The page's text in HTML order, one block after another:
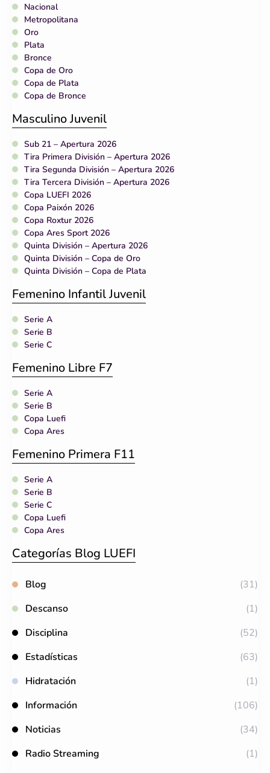
Nacional
Metropolitana
Oro
Plata
Bronce
Copa de Oro
Copa de Plata
Copa de Bronce
Masculino Juvenil
Sub 21 – Apertura 2026
Tira Primera División – Apertura 2026
Tira Segunda División – Apertura 2026
Tira Tercera División – Apertura 2026
Copa LUEFI 2026
Copa Paixón 2026
Copa Roxtur 2026
Copa Ares Sport 2026
Quinta División – Apertura 2026
Quinta División – Copa de Oro
Quinta División – Copa de Plata
Femenino Infantil Juvenil
Serie A
Serie B
Serie C
Femenino Libre F7
Serie A
Serie B
Copa Luefi
Copa Ares
Femenino Primera F11
Serie A
Serie B
Serie C
Copa Luefi
Copa Ares
Categorías Blog LUEFI
Blog
(31)
Descanso
(1)
Disciplina
(52)
Estadísticas
(63)
Hidratación
(1)
Información
(106)
Noticias
(34)
Radio Streaming
(1)